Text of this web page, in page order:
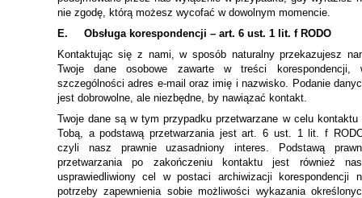
nie zgodę, którą możesz wycofać w dowolnym momencie.
E.
Obsługa korespondencji – art. 6 ust. 1 lit. f RODO
Kontaktując się z nami, w sposób naturalny przekazujesz
Twoje dane osobowe zawarte w treści korespondencji,
szczególności adres e-mail oraz imię i nazwisko. Podanie
jest dobrowolne, ale niezbędne, by nawiązać kontakt.
Twoje dane są w tym przypadku przetwarzane w celu kontaktu
Tobą, a podstawą przetwarzania jest art. 6 ust. 1 lit. f
czyli nasz prawnie uzasadniony interes. Podstawą
przetwarzania po zakończeniu kontaktu jest również
usprawiedliwiony cel w postaci archiwizacji korespondencji
potrzeby zapewnienia sobie możliwości wykazania